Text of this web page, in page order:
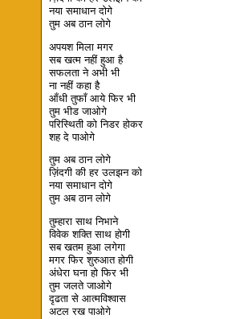
नया समाधान दोगे
तुम अब ठान लोगे
अपयश मिला मगर
सब खत्म नहीं हुआ है
सफलता ने अभी भी
ना नहीं कहा है
आँधी तुफाँ आये फिर भी
तुम भीड जाओगे
परिस्थिती को निडर होकर
शह दे पाओगे
तुम अब ठान लोगे
ज़िंदगी की हर उलझन को
नया समाधान दोगे
तुम अब ठान लोगे
तुम्हारा साथ निभाने
विवेक शक्ति साथ होगी
सब खतम हुआ लगेगा
मगर फिर शुरुआत होगी
अंधेरा घना हो फिर भी
तुम जलते जाओगे
दृढता से आत्मविश्वास
अटल रख पाओगे